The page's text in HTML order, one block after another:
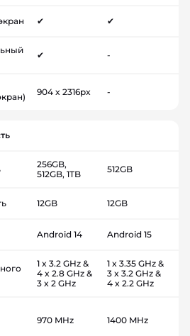
✔ ✔
✔ -
904 x 2316px -
256GB,
512GB, 1TB
512GB
12GB 12GB
Android 14 Android 15
1 x 3.2 GHz &
4 x 2.8 GHz &
3 x 2 GHz
1 x 3.35 GHz &
3 x 3.2 GHz &
4 x 2.2 GHz
970 MHz 1400 MHz